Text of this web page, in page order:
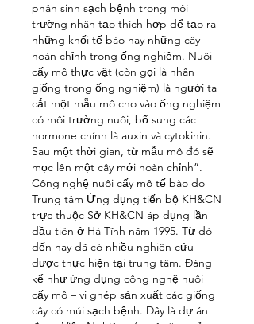
phân sinh sạch bệnh trong môi
trường nhân tạo thích hợp để tạo ra
những khối tế bào hay những cây
hoàn chỉnh trong ống nghiệm. Nuôi
cấy mô thực vật (còn gọi là nhân
giống trong ống nghiệm) là người ta
cắt một mẫu mô cho vào ống nghiệm
có môi trường nuôi, bổ sung các
hormone chính là auxin và cytokinin.
Sau một thời gian, từ mẫu mô đó sẽ
mọc lên một cây mới hoàn chỉnh”.
Công nghệ nuôi cấy mô tế bào do
Trung tâm Ứng dụng tiến bộ KH&CN
trực thuộc Sở KH&CN áp dụng lần
đầu tiên ở Hà Tĩnh năm 1995. Từ đó
đến nay đã có nhiều nghiên cứu
được thực hiện tại trung tâm. Đáng
kể như ứng dụng công nghệ nuôi
cấy mô – vi ghép sản xuất các giống
cây có múi sạch bệnh. Đây là dự án